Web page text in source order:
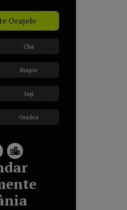
Orașele
Cluj
Brașov
Iași
Oradea